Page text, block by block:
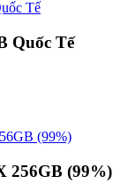
Quốc Tế
256GB (99%)